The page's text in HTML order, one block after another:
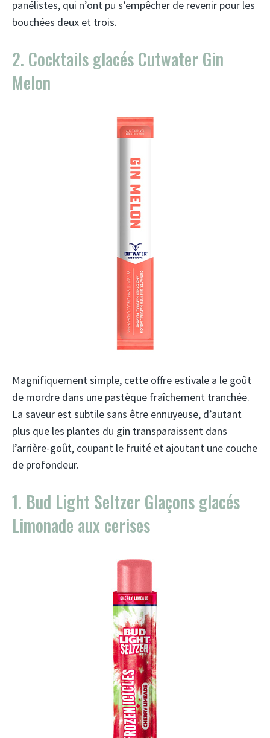
panélistes, qui n’ont pu s’empêcher de revenir pour les
bouchées deux et trois.
2. Cocktails glacés Cutwater Gin
Melon
Magnifiquement simple, cette offre estivale a le goût
de mordre dans une pastèque fraîchement tranchée.
La saveur est subtile sans être ennuyeuse, d’autant
plus que les plantes du gin transparaissent dans
l’arrière-goût, coupant le fruité et ajoutant une couche
de profondeur.
1. Bud Light Seltzer Glaçons glacés
Limonade aux cerises